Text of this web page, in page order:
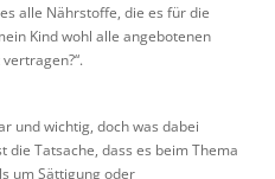
alle Nährstoffe, die es für die
Kind wohl alle angebotenen
und wichtig, doch was dabei
Tatsache, dass es beim Thema
um Sättigung oder